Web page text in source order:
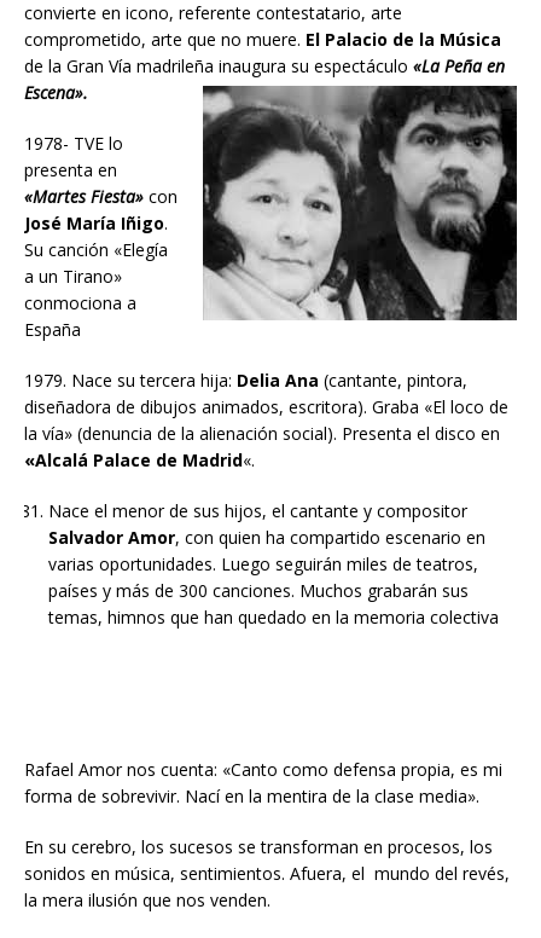
convierte en icono, referente contestatario, arte
comprometido, arte que no muere. El Palacio de la Música
de la Gran Vía madrileña inaugura su espectáculo «La Peña en
Escena».
1978- TVE lo
presenta en
«Martes Fiesta» con
José María Iñigo.
Su canción «Elegía
a un Tirano»
conmociona a
España
1979. Nace su tercera hija: Delia Ana (cantante, pintora,
diseñadora de dibujos animados, escritora). Graba «El loco de
la vía» (denuncia de la alienación social). Presenta el disco en
«Alcalá Palace de Madrid«.
Nace el menor de sus hijos, el cantante y compositor
Salvador Amor, con quien ha compartido escenario en
varias oportunidades. Luego seguirán miles de teatros,
países y más de 300 canciones. Muchos grabarán sus
temas, himnos que han quedado en la memoria colectiva
Rafael Amor nos cuenta: «Canto como defensa propia, es mi
forma de sobrevivir. Nací en la mentira de la clase media».
En su cerebro, los sucesos se transforman en procesos, los
sonidos en música, sentimientos. Afuera, el mundo del revés,
la mera ilusión que nos venden.